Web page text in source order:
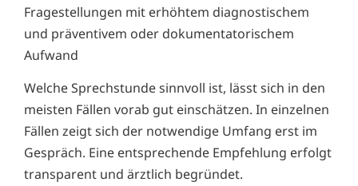
Fragestellungen mit erhöhtem diagnostischem
und präventivem oder dokumentatorischem
Aufwand
Welche Sprechstunde sinnvoll ist, lässt sich in den
meisten Fällen vorab gut einschätzen. In einzelnen
Fällen zeigt sich der notwendige Umfang erst im
Gespräch. Eine entsprechende Empfehlung erfolgt
transparent und ärztlich begründet.